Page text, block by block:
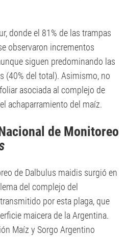
donde el 81% de las trampas
observaron incrementos
siguen predominando las
(40% del total). Asimismo, no
asociada al complejo de
achaparramiento del maíz.
de Monitoreo
de Dalbulus maidis surgió en
del complejo del
por esta plaga, que
maicera de la Argentina.
Maíz y Sorgo Argentino